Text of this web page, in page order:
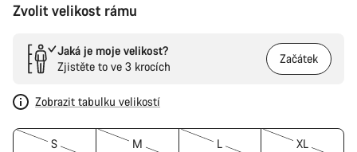
Zvolit velikost rámu
Jaká je moje velikost?
Zjistěte to ve 3 krocích
Začátek
Zobrazit tabulku velikostí
S M L XL